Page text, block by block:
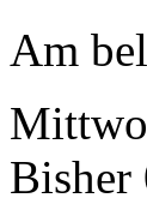
Am
Bisher